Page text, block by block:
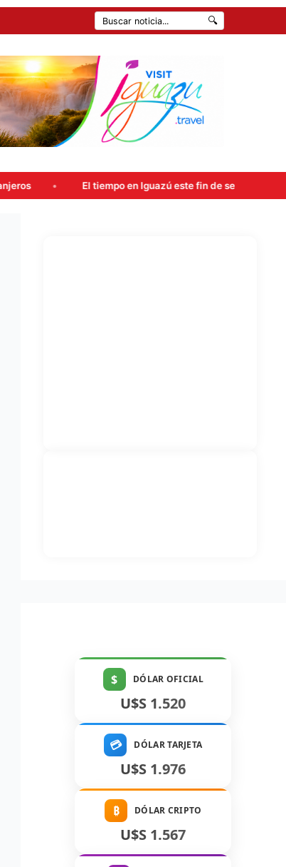
🔍
El tiempo en Iguazú este fin de semana: probables lluvias y
$ DÓLAR OFICIAL
U$S 1.520
💳 DÓLAR TARJETA
U$S 1.976
₿ DÓLAR CRIPTO
U$S 1.567